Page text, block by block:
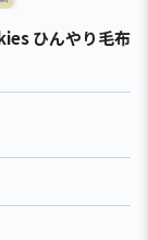
ひんやり毛布